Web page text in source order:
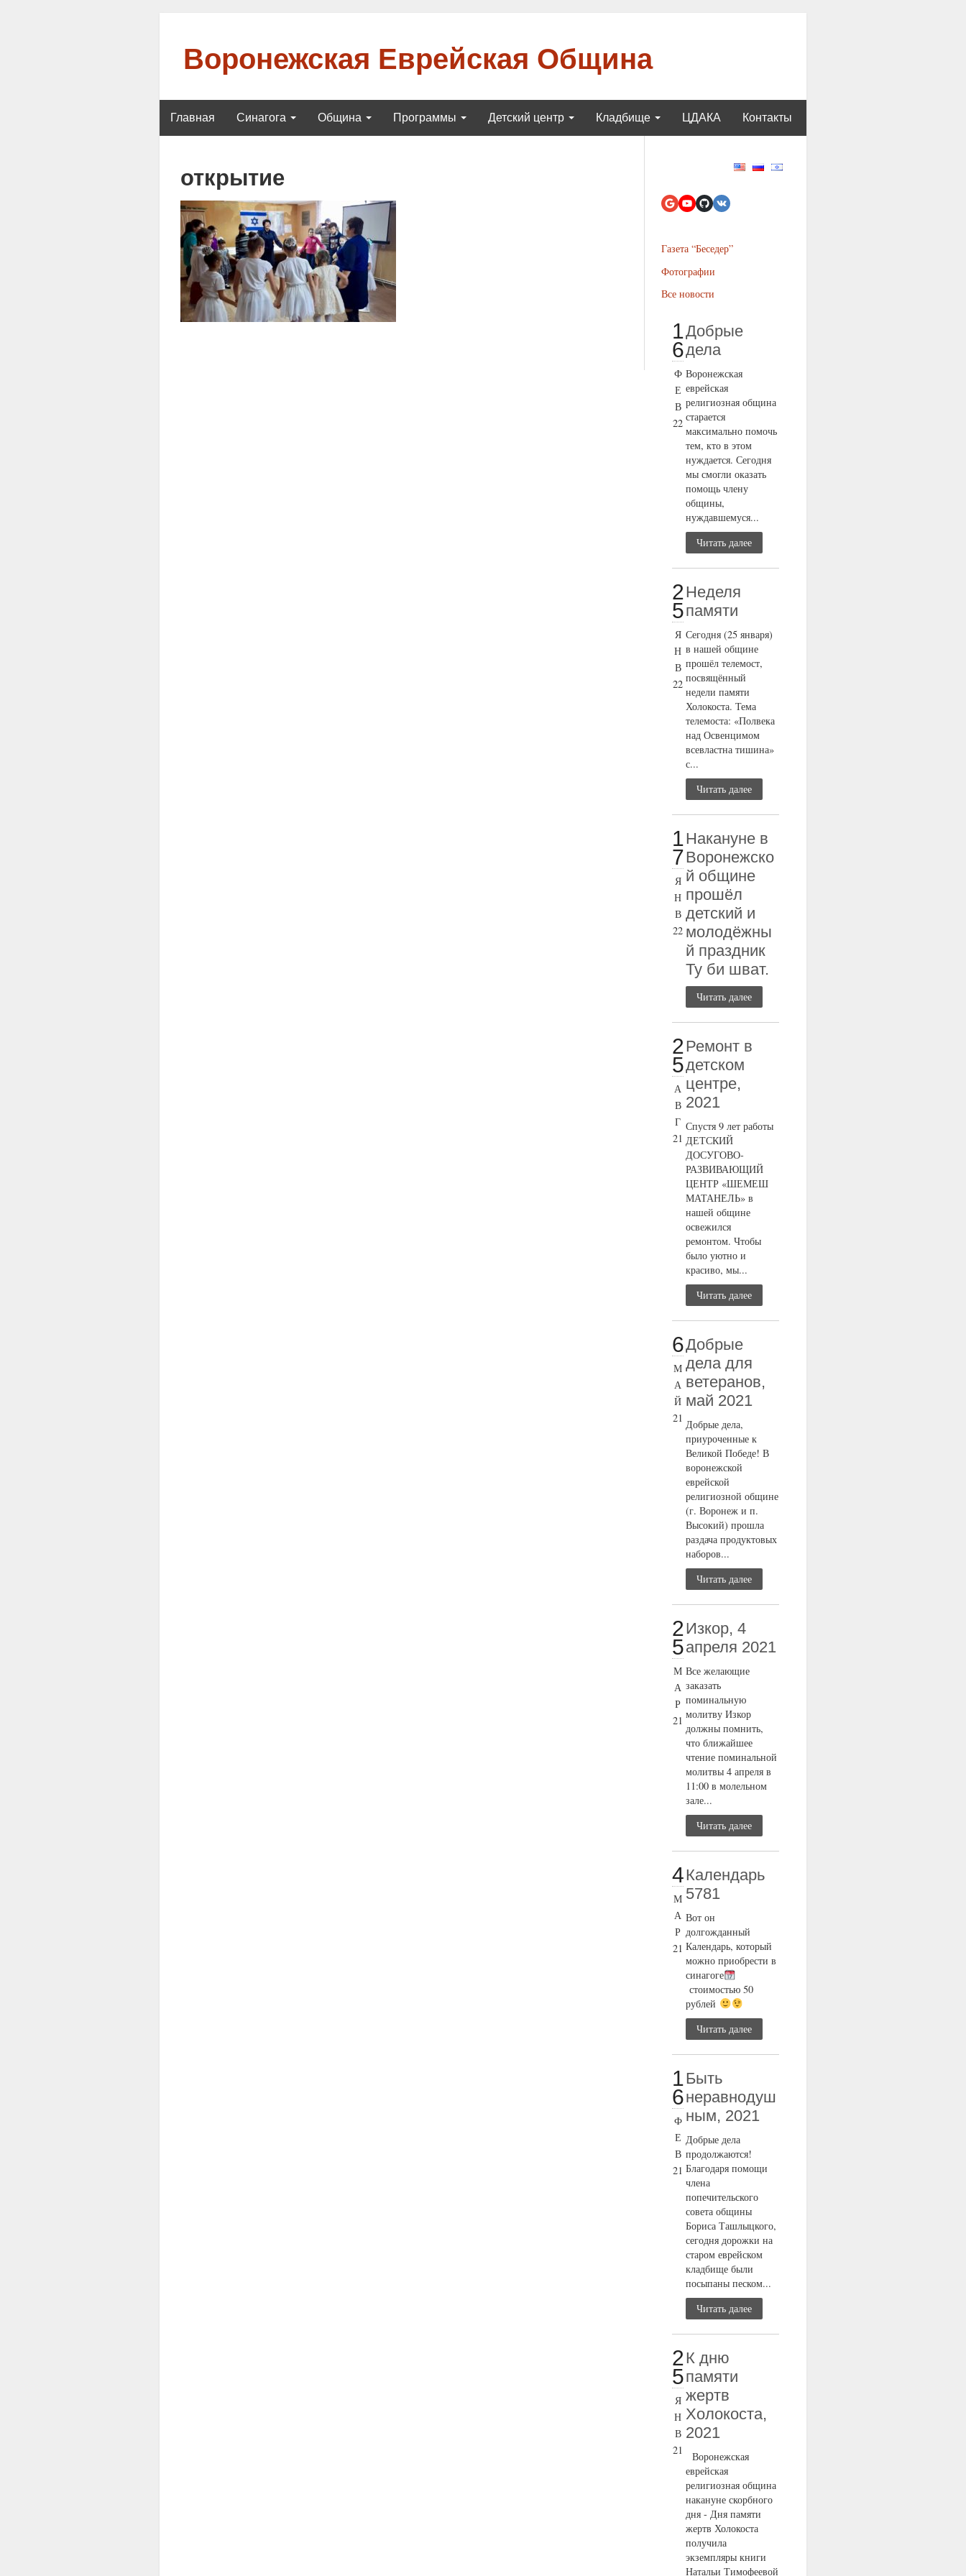
Воронежская Еврейская Община
Главная Синагога Община Программы Детский центр Кладбище ЦДАКА Контакты
открытие
Газета “Беседер”
Фотографии
Все новости
1
6
Ф
Е
В
22
Добрые
дела
Воронежская
еврейская
религиозная община
старается
максимально помочь
тем, кто в этом
нуждается. Сегодня
мы смогли оказать
помощь члену
общины,
нуждавшемуся...
Читать далее
2
5
Я
Н
В
22
Неделя
памяти
Сегодня (25 января)
в нашей общине
прошёл телемост,
посвящённый
недели памяти
Холокоста. Тема
телемоста: «Полвека
над Освенцимом
всевластна тишина»
с...
Читать далее
1
7
Я
Н
В
22
Накануне в
Воронежско
й общине
прошёл
детский и
молодёжны
й праздник
Ту би шват.
Читать далее
2
5
А
В
Г
21
Ремонт в
детском
центре,
2021
Спустя 9 лет работы
ДЕТСКИЙ
ДОСУГОВО-
РАЗВИВАЮЩИЙ
ЦЕНТР «ШЕМЕШ
МАТАНЕЛЬ» в
нашей общине
освежился
ремонтом. Чтобы
было уютно и
красиво, мы...
Читать далее
6
М
А
Й
21
Добрые
дела для
ветеранов,
май 2021
Добрые дела,
приуроченные к
Великой Победе! В
воронежской
еврейской
религиозной общине
(г. Воронеж и п.
Высокий) прошла
раздача продуктовых
наборов...
Читать далее
2
5
М
А
Р
21
Изкор, 4
апреля 2021
Все желающие
заказать
поминальную
молитву Изкор
должны помнить,
что ближайшее
чтение поминальной
молитвы 4 апреля в
11:00 в молельном
зале...
Читать далее
4
М
А
Р
21
Календарь
5781
Вот он
долгожданный
Календарь, который
можно приобрести в
синагоге
стоимостью 50
рублей
Читать далее
1
6
Ф
Е
В
21
Быть
неравнодуш
ным, 2021
Добрые дела
продолжаются!
Благодаря помощи
члена
попечительского
совета общины
Бориса Ташлыцкого,
сегодня дорожки на
старом еврейском
кладбище были
посыпаны песком...
Читать далее
2
5
Я
Н
В
21
К дню
памяти
жертв
Холокоста,
2021
Воронежская
еврейская
религиозная община
накануне скорбного
дня - Дня памяти
жертв Холокоста
получила
экземпляры книги
Натальи Тимофеевой